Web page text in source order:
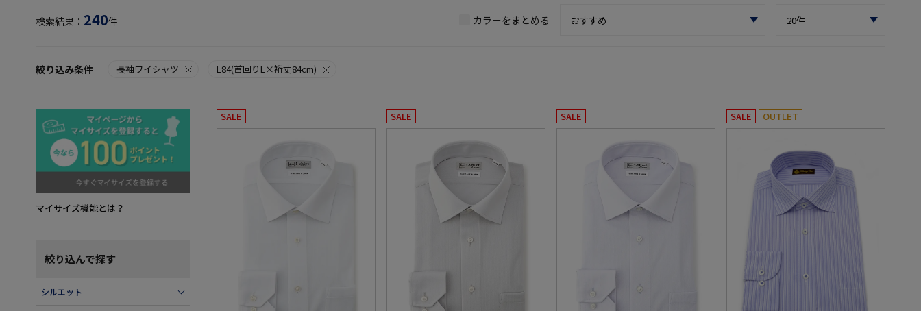
検索結果： 240件 カラーをまとめる
絞り込み条件 長袖ワイシャツ L84(首回りL×裄丈84cm)
マイサイズ機能とは？
絞り込んで探す
シルエット
SALE SALE SALE SALE OUTLET